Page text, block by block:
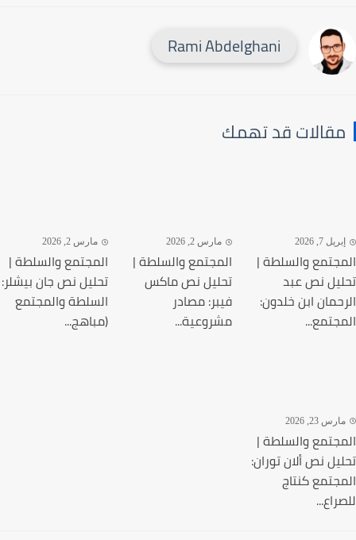
Rami Abdelghani
قد تهمك
7, 2026
والسلطة |
نص عبد
ابن خلدون:
مارس 2, 2026
المجتمع والسلطة |
تحليل نص ماكس
فيبر: مصادر
مشروعية...
مارس 2, 2026
المجتمع والسلطة |
تحليل نص جان بيشلر:
السلطة والمجتمع
(مباهج...
23, 2026
والسلطة |
نص ألان توران:
كنتاج